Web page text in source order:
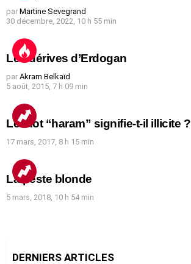
par Martine Sevegrand
30 décembre, 2022, 10 h 55 min
Les dérives d’Erdogan
par Akram Belkaïd
5 août, 2015, 7 h 09 min
Le mot “haram” signifie-t-il illicite ?
17 mars, 2017, 8 h 15 min
La peste blonde
5 mars, 2018, 10 h 54 min
DERNIERS ARTICLES